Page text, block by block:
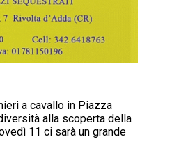
a cavallo in Piazza
alla scoperta della
11 ci sarà un grande